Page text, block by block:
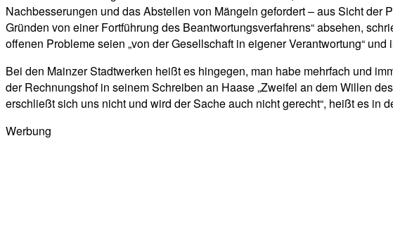
Nachbesserungen und das Abstellen von Mängeln gefordert – aus Sicht
Gründen von einer Fortführung des Beantwortungsverfahrens“ absehen,
offenen Probleme seien „von der Gesellschaft in eigener Verantwortung“
Bei den Mainzer Stadtwerken heißt es hingegen, man habe mehrfach und
der Rechnungshof in seinem Schreiben an Haase „Zweifel an dem Willen
erschließt sich uns nicht und wird der Sache auch nicht gerecht“, heißt es in
Werbung